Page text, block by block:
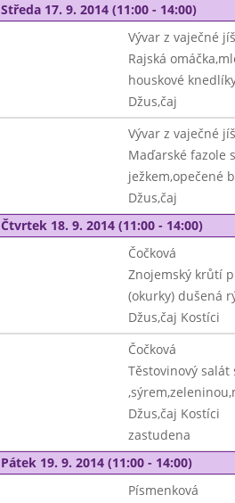
Středa 17. 9. 2014 (11:00 - 14:00)
Vývar z vaječné
Rajská
houskové
Džus,čaj
Vývar z vaječné
Maďarské fazole
ježkem,opečené
Džus,čaj
Čtvrtek 18. 9. 2014 (11:00 - 14:00)
Čočková
Znojemský krůtí
(okurky) dušená
Džus,čaj Kostíci
Čočková
Těstovinový salát
Džus,čaj Kostíci
zastudena
Pátek 19. 9. 2014 (11:00 - 14:00)
Písmenková